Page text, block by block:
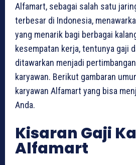
Alfamart, sebagai salah satu
terbesar di Indonesia,
yang menarik bagi berbagai
kesempatan kerja, tentunya gaji
ditawarkan menjadi
karyawan. Berikut gambaran
karyawan Alfamart yang bisa
Anda.
Kisaran Gaji
Alfamart